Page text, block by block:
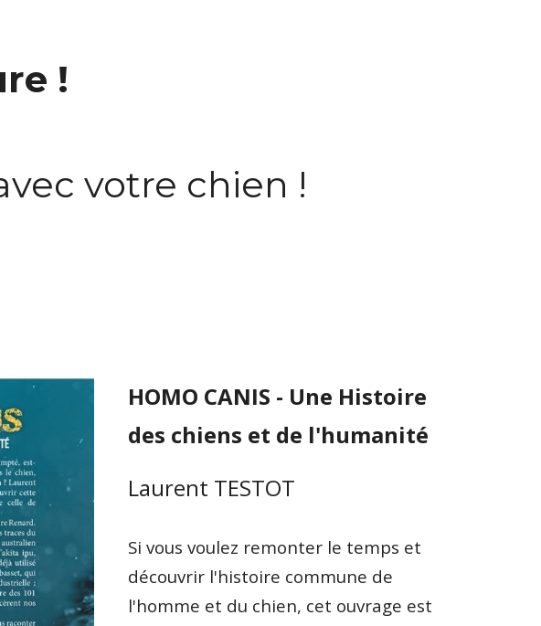
!
votre chien !
HOMO CANIS - Une Histoire
des chiens et de l'humanité
Laurent TESTOT
Si vous voulez remonter le temps et
découvrir l'histoire commune de
l'homme et du chien, cet ouvrage est